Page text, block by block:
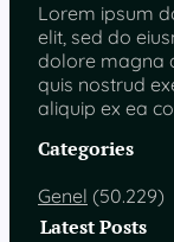
Lorem ipsum
elit, sed do
dolore magna
quis nostrud
aliquip ex ea
Categories
Genel (50.229)
Latest Posts